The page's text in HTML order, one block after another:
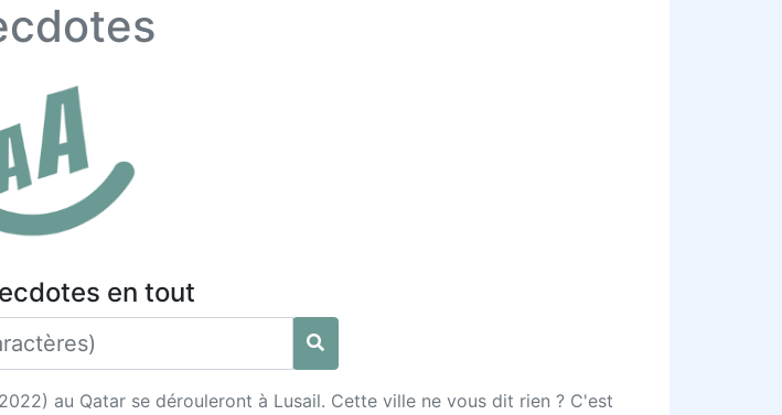
en tout
au Qatar se dérouleront à Lusail. Cette ville ne vous dit rien ? C'est